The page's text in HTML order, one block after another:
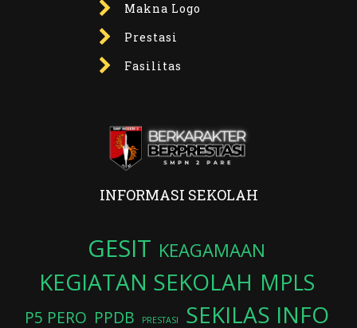
Makna Logo
Prestasi
Fasilitas
INFORMASI SEKOLAH
GESIT KEAGAMAAN
KEGIATAN SEKOLAH MPLS
P5 PERO PPDB PRESTASI SEKILAS INFO